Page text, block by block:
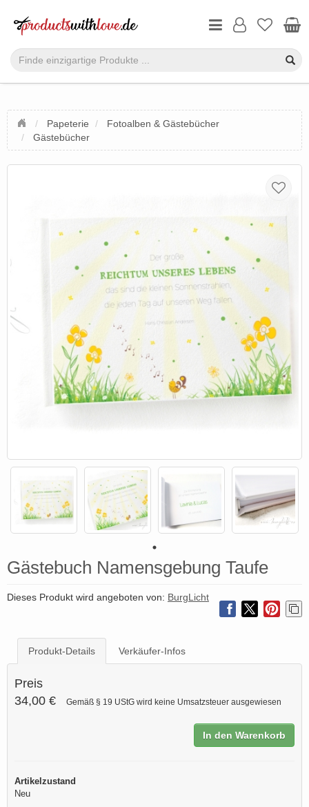
Papeterie
Fotoalben & Gästebücher
Gästebücher
Gästebuch Namensgebung Taufe
Dieses Produkt wird angeboten von: BurgLicht
Produkt-Details Verkäufer-Infos
Preis
34,00 €
Gemäß § 19 UStG wird keine Umsatzsteuer ausgewiesen
In den Warenkorb
Artikelzustand
Neu